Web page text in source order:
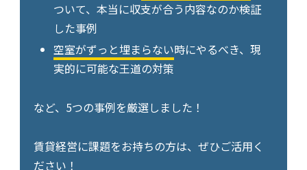
ついて、本当に収支が合う内容なのか検証
した事例
空室がずっと埋まらない時にやるべき、現
実的に可能な王道の対策
など、5つの事例を厳選しました！
賃貸経営に課題をお持ちの方は、ぜひご活用く
ださい！